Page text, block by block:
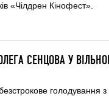
«Чілдрен Кінофест».
СЕНЦОВА У
голодування